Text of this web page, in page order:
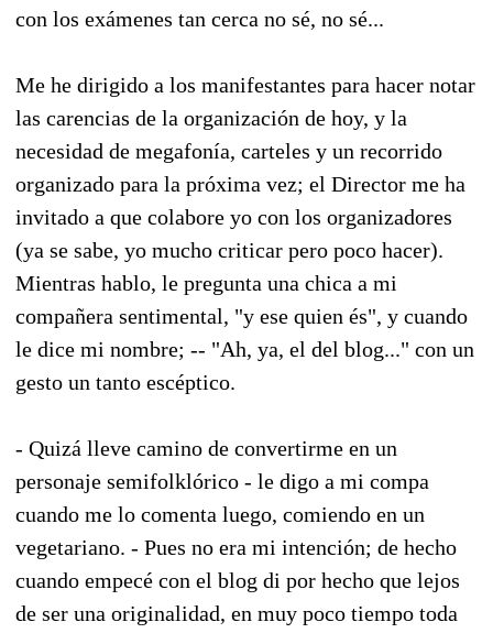
con los exámenes tan cerca no sé, no sé...
Me he dirigido a los manifestantes para hacer notar
las carencias de la organización de hoy, y la
necesidad de megafonía, carteles y un recorrido
organizado para la próxima vez; el Director me ha
invitado a que colabore yo con los organizadores
(ya se sabe, yo mucho criticar pero poco hacer).
Mientras hablo, le pregunta una chica a mi
compañera sentimental, "y ese quien és", y cuando
le dice mi nombre; -- "Ah, ya, el del blog..." con un
gesto un tanto escéptico.
- Quizá lleve camino de convertirme en un
personaje semifolklórico - le digo a mi compa
cuando me lo comenta luego, comiendo en un
vegetariano. - Pues no era mi intención; de hecho
cuando empecé con el blog di por hecho que lejos
de ser una originalidad, en muy poco tiempo toda